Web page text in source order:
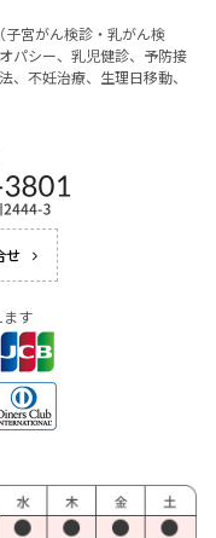
宮がん検診・乳がん検
パシー、乳児健診、予防接
不妊治療、生理日移動、
せ
ます